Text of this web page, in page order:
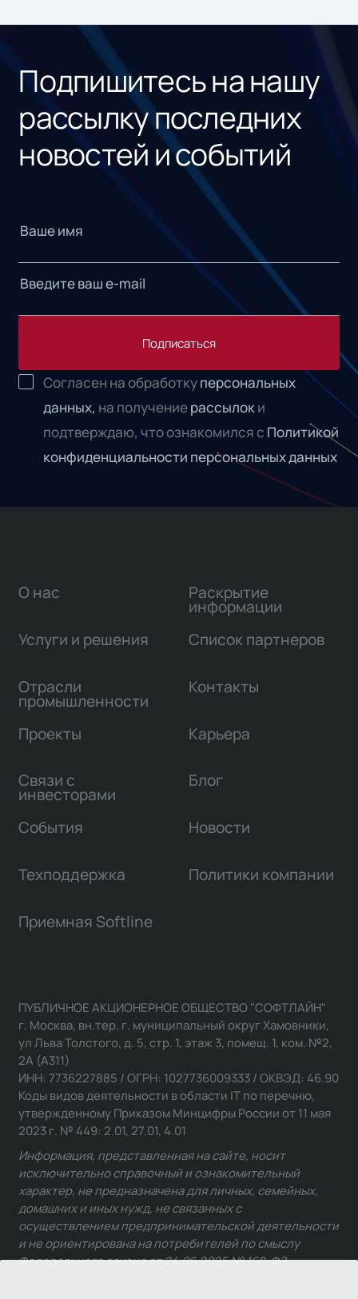
Подпишитесь на нашу
рассылку последних
новостей и событий
Подписаться
Согласен на обработкуперсональных
данных, на получениерассылоки
подтверждаю, что ознакомился с Политикой
конфиденциальности персональных данных
О нас
Услуги и решения
Отрасли
промышленности
Проекты
Связи с
инвесторами
Раскрытие
информации
Список партнеров
Контакты
Карьера
Блог
События Новости
Техподдержка Политики компании
Приемная Softline
ПУБЛИЧНОЕ АКЦИОНЕРНОЕ ОБЩЕСТВО "СОФТЛАЙН"
г. Москва, вн.тер. г. муниципальный округ Хамовники,
ул Льва Толстого, д. 5, стр. 1, этаж 3, помещ. 1, ком. №2,
2А (А311)
ИНН: 7736227885 / ОГРН: 1027736009333 / ОКВЭД: 46.90
Коды видов деятельности в области IT по перечню,
утвержденному Приказом Минцифры России от 11 мая
2023 г. № 449: 2.01, 27.01, 4.01
Информация, представленная на сайте, носит
исключительно справочный и ознакомительный
характер, не предназначена для личных, семейных,
домашних и иных нужд, не связанных с
осуществлением предпринимательской деятельности
и не ориентирована на потребителей по смыслу
Федерального закона от 24.06.2025 № 168-ФЗ.